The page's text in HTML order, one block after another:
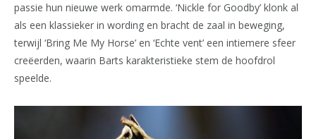
passie hun nieuwe werk omarmde. ‘Nickle for Goodby’ klonk al
als een klassieker in wording en bracht de zaal in beweging,
terwijl ‘Bring Me My Horse’ en ‘Echte vent’ een intiemere sfeer
creëerden, waarin Barts karakteristieke stem de hoofdrol
speelde.